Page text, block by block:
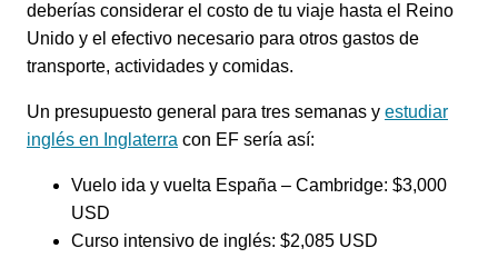
deberías considerar el costo de tu viaje hasta el Reino
Unido y el efectivo necesario para otros gastos de
transporte, actividades y comidas.
Un presupuesto general para tres semanas y estudiar
inglés en Inglaterra con EF sería así:
Vuelo ida y vuelta España – Cambridge: $3,000
USD
Curso intensivo de inglés: $2,085 USD